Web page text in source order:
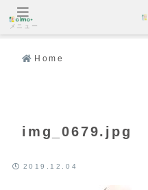
Home
img_0679.jpg
2019.12.04
メニュー